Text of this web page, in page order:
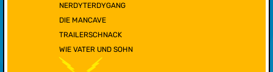
NERDYTERDYGANG
DIE MANCAVE
TRAILERSCHNACK
WIE VATER UND SOHN